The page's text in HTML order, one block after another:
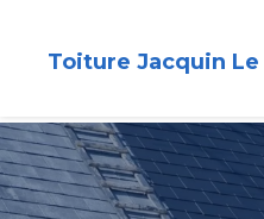
Toiture Jacquin Le